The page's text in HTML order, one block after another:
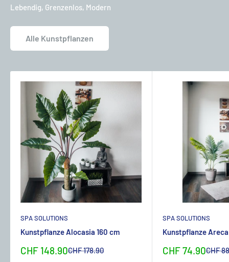
Lebendig, Grenzenlos, Modern
Alle Kunstpflanzen
SPA SOLUTIONS
Kunstpflanze Alocasia 160 cm
Sonderpreis
CHF 148.90Normalpreis
CHF 178.90
SPA SOLUTIONS
Kunstpflanze Areca
Sonderpreis
CHF 74.90CHF